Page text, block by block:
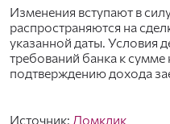
Изменения вступают в
распространяются на
указанной даты. Условия
требований банка к сумме
подтверждению дохода
Источник: Домклик